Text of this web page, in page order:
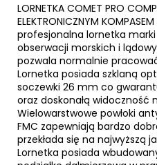
LORNETKA COMET PRO
ELEKTRONICZNYM
profesjonalna lornetka
obserwacji morskich i
pozwala normalnie
Lornetka posiada szklaną
soczewki 26 mm co
oraz doskonałą widoczność
Wielowarstwowe powłoki
FMC zapewniają bardzo
przekłada się na najwyższą
Lornetka posiada